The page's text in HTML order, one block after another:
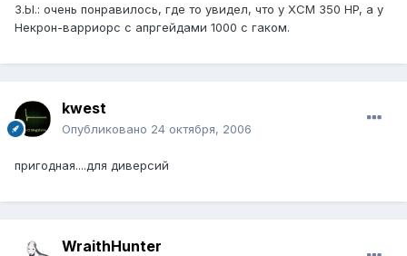
З.Ы.: очень понравилось, где то увидел, что у ХСМ 350 HP, а у
Некрон-варриорс с апргейдами 1000 с гаком.
kwest
Опубликовано 24 октября, 2006
пригодная....для диверсий
WraithHunter